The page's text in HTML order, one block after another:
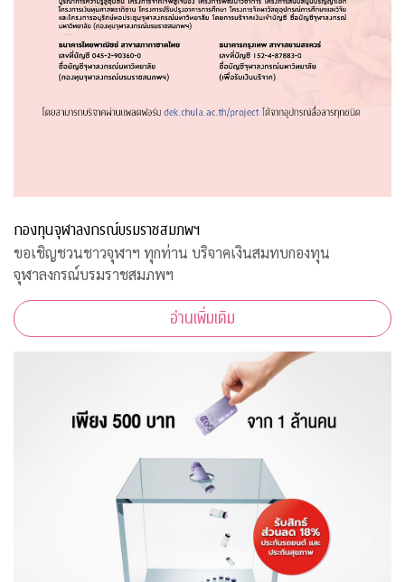
กองทุนจุฬาลงกรณ์บรมราชสมภพฯ
ขอเชิญชวนชาวจุฬาฯ ทุกท่าน บริจาคเงินสมทบกองทุน
จุฬาลงกรณ์บรมราชสมภพฯ
อ่านเพิ่มเติม